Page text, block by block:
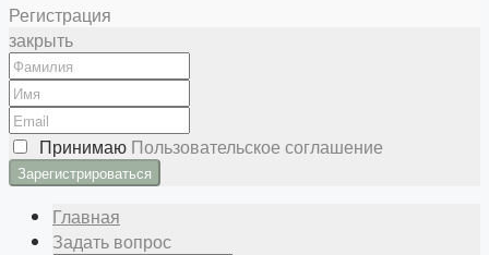
Регистрация
закрыть
Принимаю Пользовательское соглашение
Главная
Задать вопрос